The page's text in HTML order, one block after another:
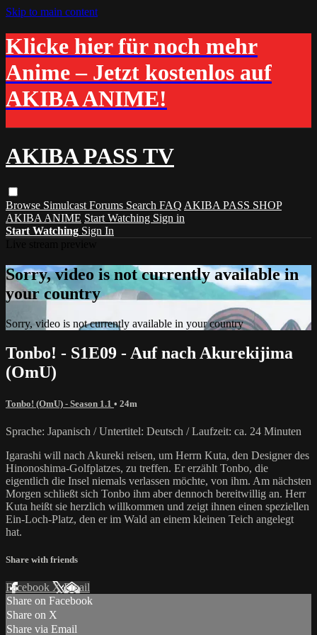
Skip to main content
Klicke hier für noch mehr
Anime – Jetzt kostenlos auf
AKIBA ANIME!
AKIBA PASS TV
Browse Simulcast Forums Search FAQ AKIBA PASS SHOP
AKIBA ANIME Start Watching Sign in
Start Watching Sign In
Sorry, video is not currently available in
your country
Sorry, video is not currently available in your country
Tonbo! - S1E09 - Auf nach Akurekijima
(OmU)
Tonbo! (OmU) - Season 1.1 • 24m
Sprache: Japanisch / Untertitel: Deutsch / Laufzeit: ca. 24 Minuten
Igarashi will nach Akureki reisen, um Herrn Kuta, den Designer des
Hinonoshima-Golfplatzes, zu treffen. Er erzählt Tonbo, die
eigentlich die Insel niemals verlassen möchte, von ihm. Am nächsten
Morgen schließt sich Tonbo ihm aber dennoch bereitwillig an. Herr
Kuta heißt sie herzlich willkommen und zeigt ihnen einen speziellen
Ein-Loch-Platz, den er im Wald an einem kleinen Teich angelegt
hat.
Share with friends
Facebook XEmail
Share on Facebook
Share on X
Share via Email